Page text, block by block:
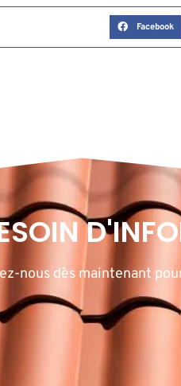
Facebook
nous dès maintenant